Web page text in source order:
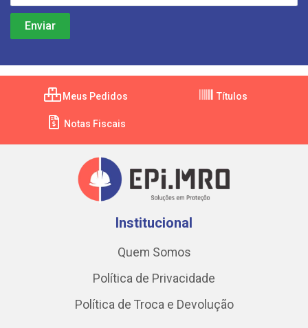
Meus Pedidos Títulos
Notas Fiscais
Institucional
Quem Somos
Política de Privacidade
Política de Troca e Devolução